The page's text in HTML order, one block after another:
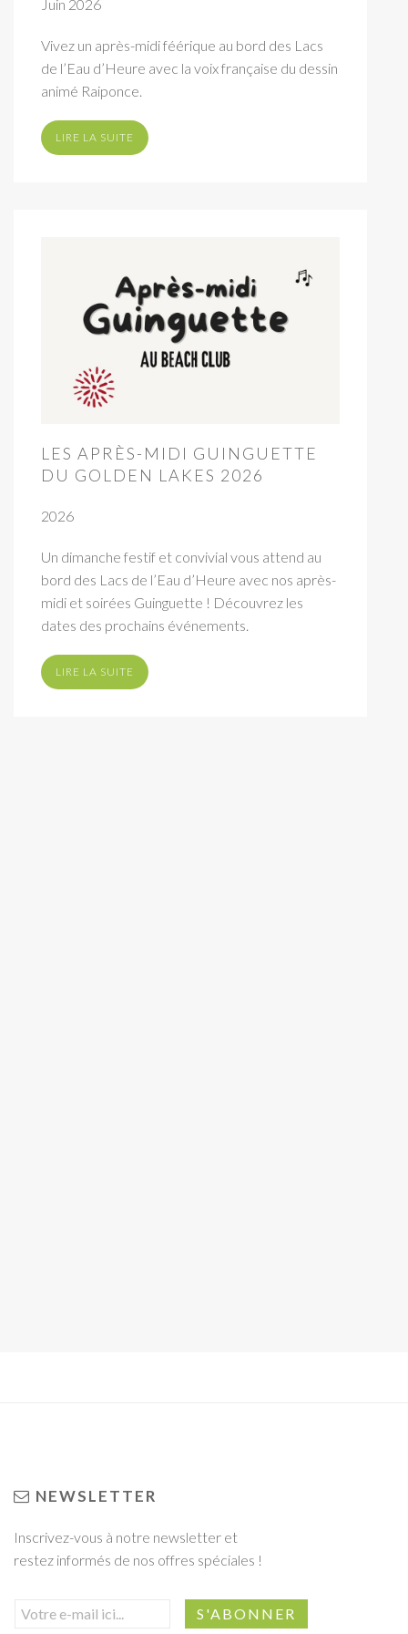
Juin 2026
Vivez un après-midi féérique au bord des Lacs
de l’Eau d’Heure avec la voix française du dessin
animé Raiponce.
LIRE LA SUITE
LES APRÈS-MIDI GUINGUETTE
DU GOLDEN LAKES 2026
2026
Un dimanche festif et convivial vous attend au
bord des Lacs de l’Eau d’Heure avec nos après-
midi et soirées Guinguette ! Découvrez les
dates des prochains événements.
LIRE LA SUITE
NEWSLETTER
Inscrivez-vous à notre newsletter et
restez informés de nos offres spéciales !